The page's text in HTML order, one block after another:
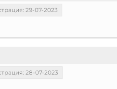
29-07-2023
28-07-2023